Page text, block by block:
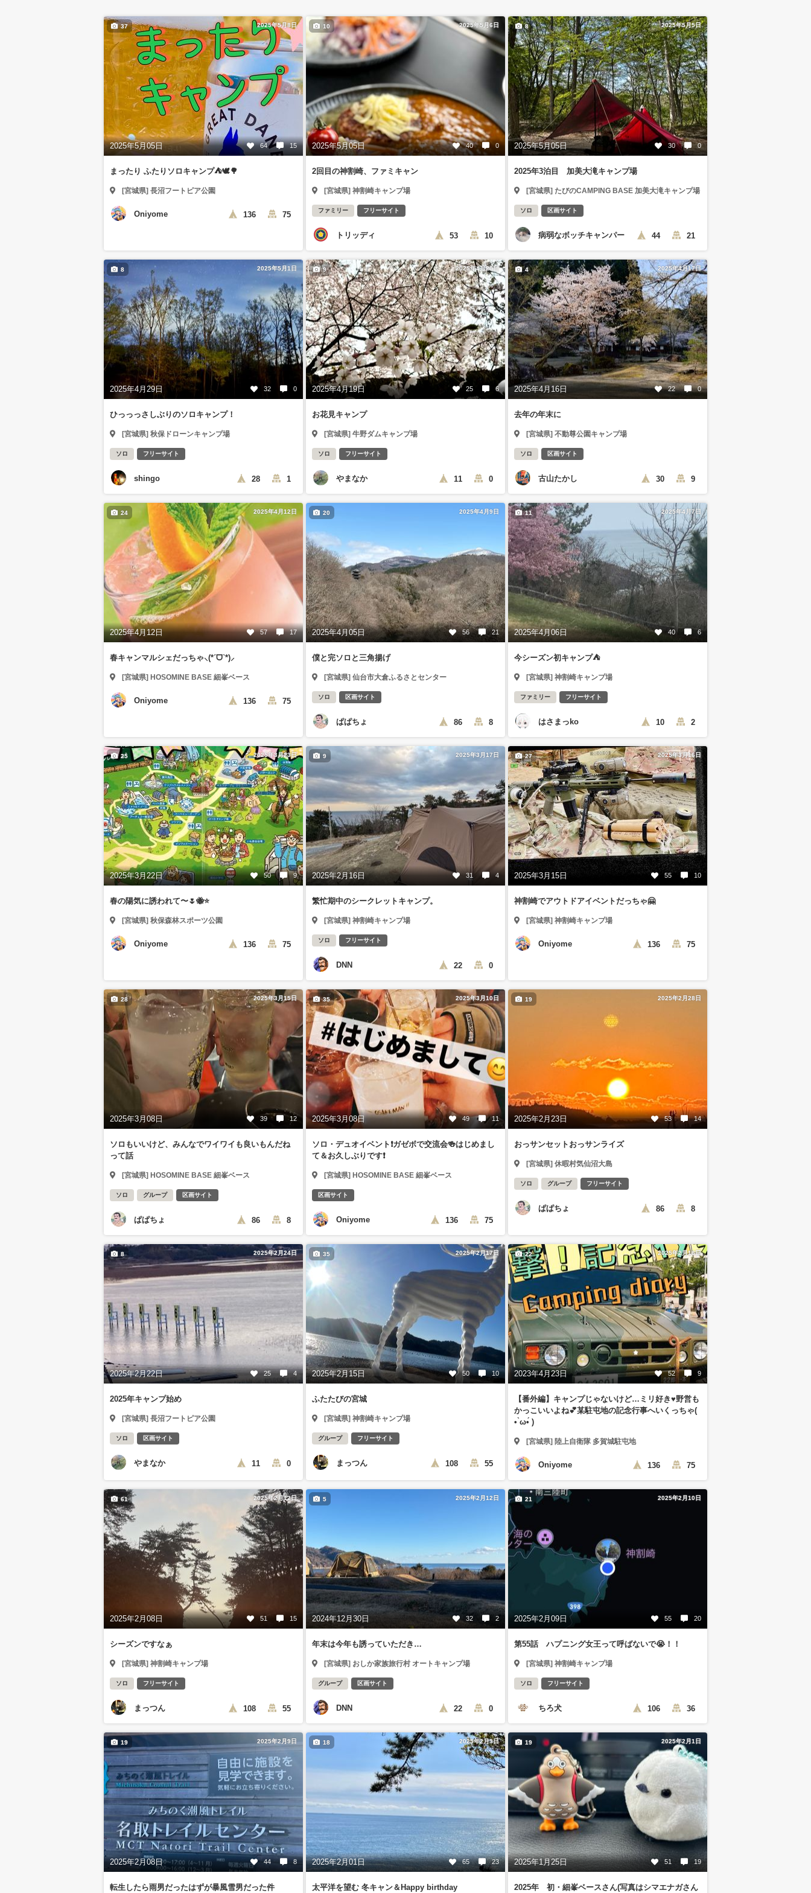
2025年5月8日
2025年5月05日 64 15
37
まったり ふたりソロキャンプ⛺️🕊🌳
[宮城県] 長沼フートピア公園
Oniyome 136 75
2025年5月6日
2025年5月05日 40 0
10
2回目の神割崎、ファミキャン
[宮城県] 神割崎キャンプ場
ファミリー フリーサイト
トリッディ 53 10
2025年5月5日
2025年5月05日 30 0
8
2025年3泊目 加美大滝キャンプ場
[宮城県] たびのCAMPING BASE 加美大滝キャンプ場
ソロ 区画サイト
病弱なボッチキャンパー 44 21
2025年5月1日
2025年4月29日 32 0
8
ひっっっさしぶりのソロキャンプ！
[宮城県] 秋保ドローンキャンプ場
ソロ フリーサイト
shingo 28 1
2025年4月20日
2025年4月19日 25 6
9
お花見キャンプ
[宮城県] 牛野ダムキャンプ場
ソロ フリーサイト
やまなか 11 0
2025年4月17日
2025年4月16日 22 0
4
去年の年末に
[宮城県] 不動尊公園キャンプ場
ソロ 区画サイト
古山たかし 30 9
2025年4月12日
2025年4月12日 57 17
24
春キャンマルシェだっちゃ⸜(*ˊᗜˋ*)⸝
[宮城県] HOSOMINE BASE 細峯ベース
Oniyome 136 75
2025年4月9日
2025年4月05日 56 21
20
僕と完ソロと三角揚げ
[宮城県] 仙台市大倉ふるさとセンター
ソロ 区画サイト
ぱぱちょ 86 8
2025年4月7日
2025年4月06日 40 6
11
今シーズン初キャンプ⛺️
[宮城県] 神割崎キャンプ場
ファミリー フリーサイト
はさまっko 10 2
2025年3月23日
2025年3月22日 50 9
25
春の陽気に誘われて〜🌷🐝⭐️
[宮城県] 秋保森林スポーツ公園
Oniyome 136 75
2025年3月17日
2025年2月16日 31 4
9
繁忙期中のシークレットキャンプ。
[宮城県] 神割崎キャンプ場
ソロ フリーサイト
DNN 22 0
2025年3月16日
2025年3月15日 55 10
27
神割崎でアウトドアイベントだっちゃ🤗
[宮城県] 神割崎キャンプ場
Oniyome 136 75
2025年3月15日
2025年3月08日 39 12
28
ソロもいいけど、みんなでワイワイも良いもんだね
って話
[宮城県] HOSOMINE BASE 細峯ベース
ソロ グループ 区画サイト
ぱぱちょ 86 8
2025年3月10日
2025年3月08日 49 11
35
ソロ・デュオイベント❗️ガゼボで交流会🍻はじめまし
て＆お久しぶりです❗️
[宮城県] HOSOMINE BASE 細峯ベース
区画サイト
Oniyome 136 75
2025年2月28日
2025年2月23日 53 14
19
おっサンセットおっサンライズ
[宮城県] 休暇村気仙沼大島
ソロ グループ フリーサイト
ぱぱちょ 86 8
2025年2月24日
2025年2月22日 25 4
8
2025年キャンプ始め
[宮城県] 長沼フートピア公園
ソロ 区画サイト
やまなか 11 0
2025年2月17日
2025年2月15日 50 10
35
ふたたびの宮城
[宮城県] 神割崎キャンプ場
グループ フリーサイト
まっつん 108 55
2025年2月16日
2023年4月23日 52 9
22
【番外編】キャンプじゃないけど…ミリ好き♥️野営も
かっこいいよね💕︎某駐屯地の記念行事へいくっちゃ(
• ̀ω•́ )ゞ
[宮城県] 陸上自衛隊 多賀城駐屯地
Oniyome 136 75
2025年2月12日
2025年2月08日 51 15
61
シーズンですなぁ
[宮城県] 神割崎キャンプ場
ソロ フリーサイト
まっつん 108 55
2025年2月12日
2024年12月30日 32 2
5
年末は今年も誘っていただき…
[宮城県] おしか家族旅行村 オートキャンプ場
グループ 区画サイト
DNN 22 0
2025年2月10日
2025年2月09日 55 20
21
第55話 ハプニング女王って呼ばないで😭！！
[宮城県] 神割崎キャンプ場
ソロ フリーサイト
ちろ犬 106 36
2025年2月9日
2025年2月08日 44 8
19
転生したら雨男だったはずが暴風雪男だった件
2025年2月3日
2025年2月01日 65 23
18
太平洋を望む 冬キャン＆Happy birthday
2025年2月1日
2025年1月25日 51 19
19
2025年 初・細峯ベースさん(写真はシマエナガさん